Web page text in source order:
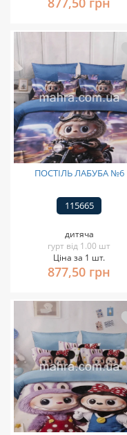
ПОСТІЛЬ ЛАБУБА №6
115665
дитяча
гурт від 1.00 шт
Ціна за 1 шт.
877,50 грн